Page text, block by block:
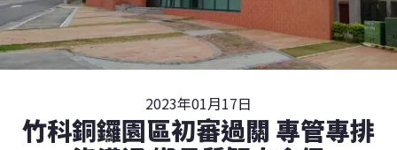
2023年01月17日
竹科銅鑼園區初審過關 專管專排